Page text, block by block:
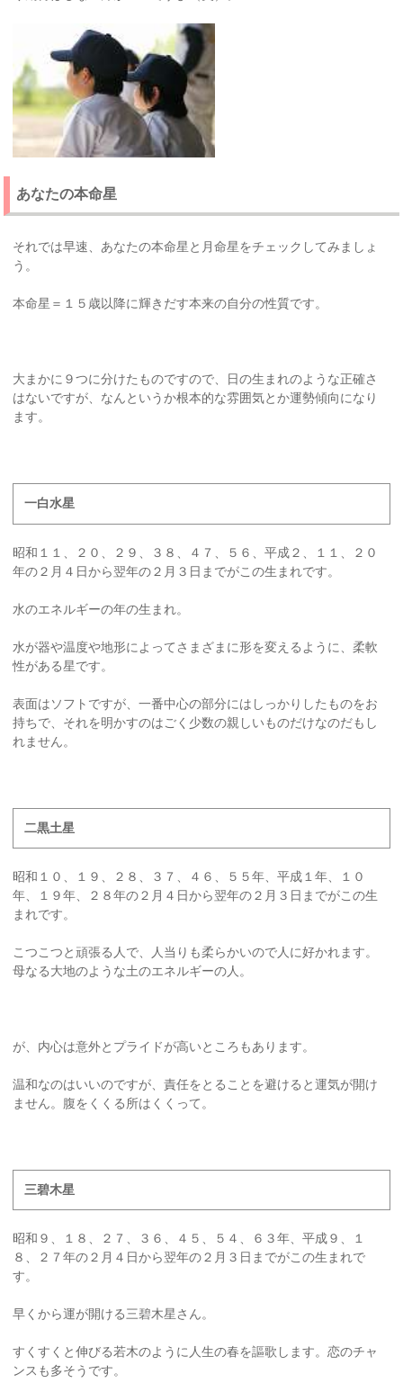
あなたの本命星
それでは早速、あなたの本命星と月命星をチェックしてみましょ
う。
本命星＝１５歳以降に輝きだす本来の自分の性質です。
大まかに９つに分けたものですので、日の生まれのような正確さ
はないですが、なんというか根本的な雰囲気とか運勢傾向になり
ます。
一白水星
昭和１１、２０、２９、３８、４７、５６、平成２、１１、２０
年の２月４日から翌年の２月３日までがこの生まれです。
水のエネルギーの年の生まれ。
水が器や温度や地形によってさまざまに形を変えるように、柔軟
性がある星です。
表面はソフトですが、一番中心の部分にはしっかりしたものをお
持ちで、それを明かすのはごく少数の親しいものだけなのだもし
れません。
二黒土星
昭和１０、１９、２８、３７、４６、５５年、平成１年、１０
年、１９年、２８年の２月４日から翌年の２月３日までがこの生
まれです。
こつこつと頑張る人で、人当りも柔らかいので人に好かれます。
母なる大地のような土のエネルギーの人。
が、内心は意外とプライドが高いところもあります。
温和なのはいいのですが、責任をとることを避けると運気が開け
ません。腹をくくる所はくくって。
三碧木星
昭和９、１８、２７、３６、４５、５４、６３年、平成９、１
８、２７年の２月４日から翌年の２月３日までがこの生まれで
す。
早くから運が開ける三碧木星さん。
すくすくと伸びる若木のように人生の春を謳歌します。恋のチャ
ンスも多そうです。